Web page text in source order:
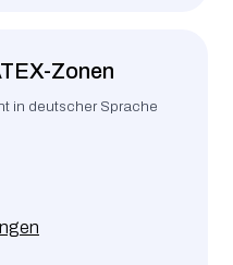
Zonen
in deutscher Sprache